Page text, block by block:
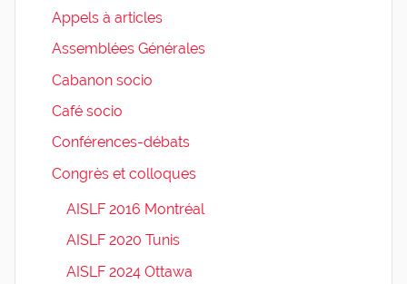
Appels à articles
Assemblées Générales
Cabanon socio
Café socio
Conférences-débats
Congrès et colloques
AISLF 2016 Montréal
AISLF 2020 Tunis
AISLF 2024 Ottawa